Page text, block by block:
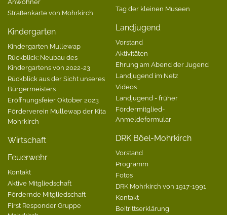
Straßenkarte von Mohrkirch
Kindergarten
Kindergarten Mullewap
Rückblick: Neubau des
Kindergartens von 2022-23
Rückblick aus der Sicht unseres
Bürgermeisters
Eröffnungsfeier Oktober 2023
Förderverein Mullewap der Kita
Mohrkirch
Wirtschaft
Feuerwehr
Kontakt
Aktive Mitgliedschaft
Fördernde Mitgliedschaft
First Responder Gruppe
Tag der kleinen Museen
Landjugend
Vorstand
Aktivitäten
Ehrung am Abend der Jugend
Landjugend im Netz
Videos
Landjugend - früher
Fördermitglied-
Anmeldeformular
DRK Böel-Mohrkirch
Vorstand
Programm
Fotos
DRK Mohrkirch von 1917-1991
Kontakt
Beitrittserklärung